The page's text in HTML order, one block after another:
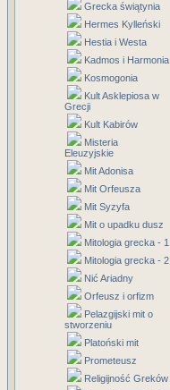
Grecka świątynia
Hermes Kylleński
Hestia i Westa
Kadmos i Harmonia
Kosmogonia
Kult Asklepiosa w
Grecji
Kult Kabirów
Misteria
Eleuzyjskie
Mit Adonisa
Mit Orfeusza
Mit Syzyfa
Mit o upadku dusz
Mitologia grecka - 1
Mitologia grecka - 2
Nić Ariadny
Orfeusz i orfizm
Pelazgijski mit o
stworzeniu
Platoński mit
Prometeusz
Religijność Greków